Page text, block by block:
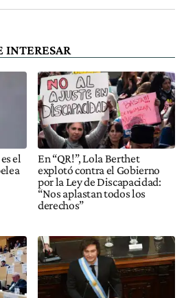
INTERESAR
el
En “QR!”, Lola Berthet
explotó contra el Gobierno
por la Ley de Discapacidad:
“Nos aplastan todos los
derechos”